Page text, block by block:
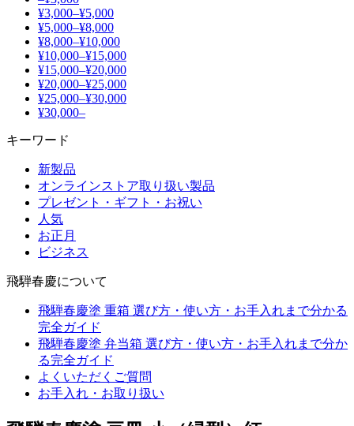
¥3,000–¥5,000
¥5,000–¥8,000
¥8,000–¥10,000
¥10,000–¥15,000
¥15,000–¥20,000
¥20,000–¥25,000
¥25,000–¥30,000
¥30,000–
キーワード
新製品
オンラインストア取り扱い製品
プレゼント・ギフト・お祝い
人気
お正月
ビジネス
飛騨春慶について
飛騨春慶塗 重箱 選び方・使い方・お手入れまで分かる
完全ガイド
飛騨春慶塗 弁当箱 選び方・使い方・お手入れまで分か
る完全ガイド
よくいただくご質問
お手入れ・お取り扱い